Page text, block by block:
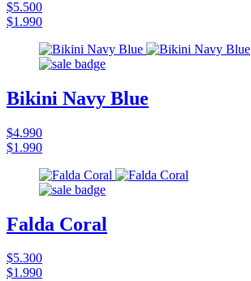
$5.500
$1.990
Bikini Navy Blue
$4.990
$1.990
Falda Coral
$5.300
$1.990